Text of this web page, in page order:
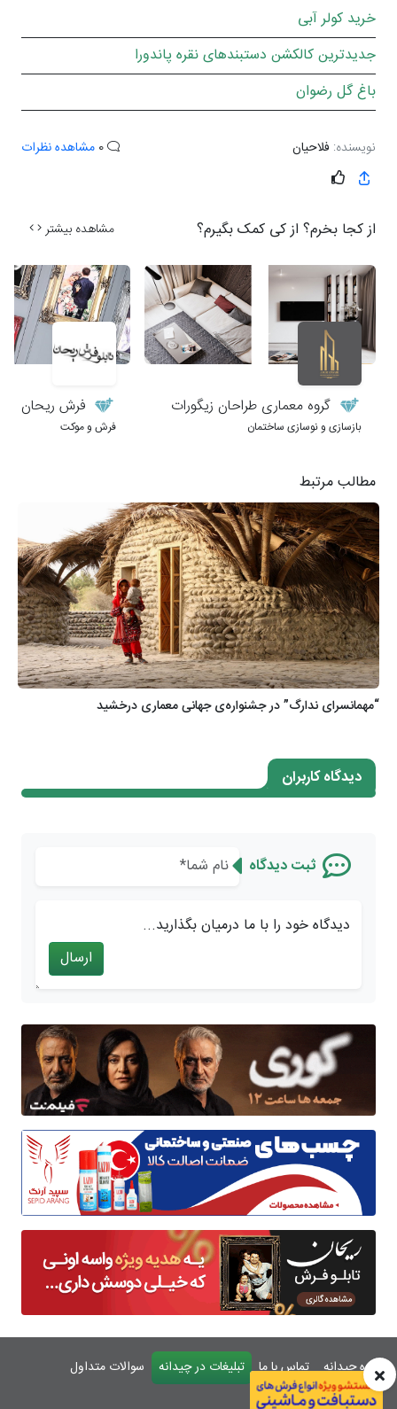
درباره چیدانه تماس با ما تبلیغات در چیدانه
سوالات متداول
ورود